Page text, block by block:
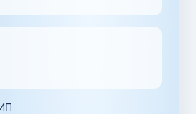
транспортной логистики
сотрудников, сократить
задач и трудозатрат на их
помогает контроль